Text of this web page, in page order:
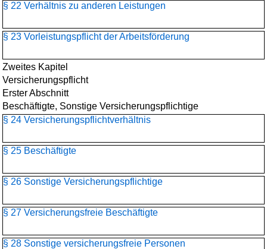
§ 22 Verhältnis zu anderen Leistungen
§ 23 Vorleistungspflicht der Arbeitsförderung
Zweites Kapitel
Versicherungspflicht
Erster Abschnitt
Beschäftigte, Sonstige Versicherungspflichtige
§ 24 Versicherungspflichtverhältnis
§ 25 Beschäftigte
§ 26 Sonstige Versicherungspflichtige
§ 27 Versicherungsfreie Beschäftigte
§ 28 Sonstige versicherungsfreie Personen